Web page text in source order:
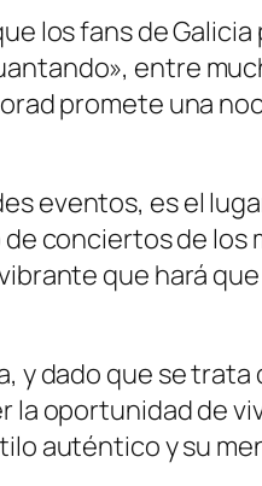
los fans de
, entre
promete una
eventos, es el
conciertos de los
que hará
dado que se
oportunidad de
auténtico y su